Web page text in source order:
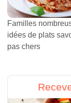
Familles
idées de plats
pas chers